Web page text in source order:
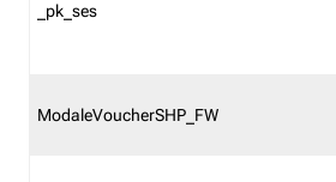
_pk_ses
ModaleVoucherSHP_FW